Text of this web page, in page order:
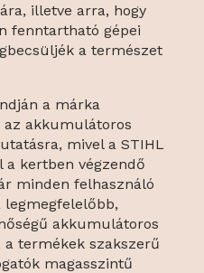
illetve arra, hogy
fenntartható gépei
a természet
a márka
az akkumulátoros
mivel a STIHL
kertben végzendő
minden felhasználó
legmegfelelőbb,
akkumulátoros
a termékek szakszerű
magasszintű